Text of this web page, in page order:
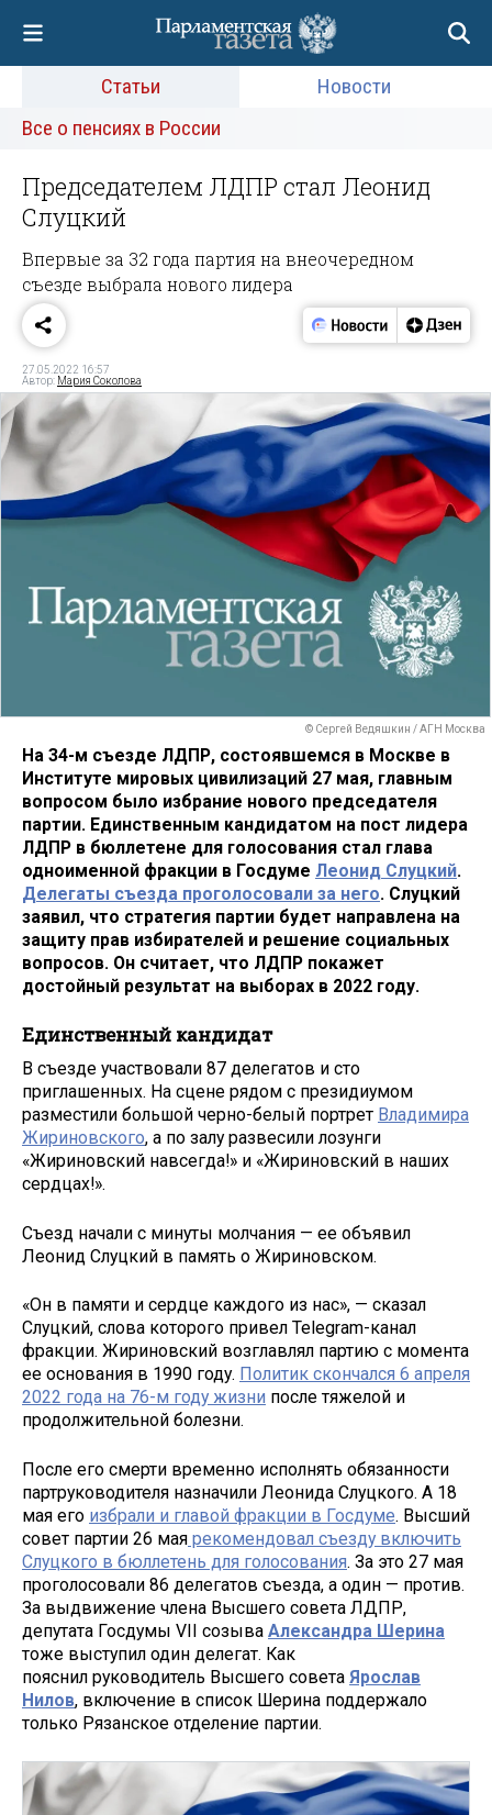
Статьи
Новости
Все о пенсиях в России
Председателем ЛДПР стал Леонид
Слуцкий
Впервые за 32 года партия на внеочередном
съезде выбрала нового лидера
27.05.2022 16:57
Автор: Мария Соколова
© Сергей Ведяшкин / АГН Москва
На 34-м съезде ЛДПР, состоявшемся в Москве в
Институте мировых цивилизаций 27 мая, главным
вопросом было избрание нового председателя
партии. Единственным кандидатом на пост лидера
ЛДПР в бюллетене для голосования стал глава
одноименной фракции в Госдуме Леонид Слуцкий.
Делегаты съезда проголосовали за него. Слуцкий
заявил, что стратегия партии будет направлена на
защиту прав избирателей и решение социальных
вопросов. Он считает, что ЛДПР покажет
достойный результат на выборах в 2022 году.
Единственный кандидат
В съезде участвовали 87 делегатов и сто
приглашенных. На сцене рядом с президиумом
разместили большой черно-белый портрет Владимира
Жириновского, а по залу развесили лозунги
«Жириновский навсегда!» и «Жириновский в наших
сердцах!».
Съезд начали с минуты молчания — ее объявил
Леонид Слуцкий в память о Жириновском.
«Он в памяти и сердце каждого из нас», — сказал
Слуцкий, слова которого привел Telegram-канал
фракции. Жириновский возглавлял партию с момента
ее основания в 1990 году. Политик скончался 6 апреля
2022 года на 76-м году жизни после тяжелой и
продолжительной болезни.
После его смерти временно исполнять обязанности
партруководителя назначили Леонида Слуцкого. А 18
мая его избрали и главой фракции в Госдуме. Высший
совет партии 26 мая рекомендовал съезду включить
Слуцкого в бюллетень для голосования. За это 27 мая
проголосовали 86 делегатов съезда, а один — против.
За выдвижение члена Высшего совета ЛДПР,
депутата Госдумы VII созыва Александра Шерина
тоже выступил один делегат. Как
пояснил руководитель Высшего совета Ярослав
Нилов, включение в список Шерина поддержало
только Рязанское отделение партии.